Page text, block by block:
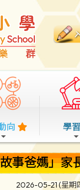
學
School
群
向 學
事爸媽」家
2026-05-21 (星期